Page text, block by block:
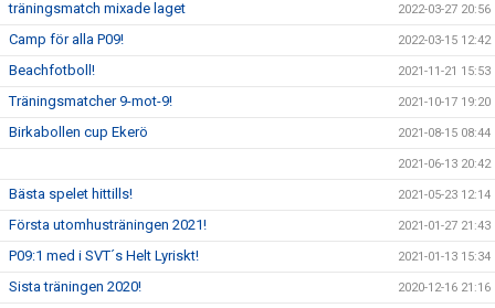
träningsmatch mixade laget 2022-03-27 20:56
Camp för alla P09! 2022-03-15 12:42
Beachfotboll! 2021-11-21 15:53
Träningsmatcher 9-mot-9! 2021-10-17 19:20
Birkabollen cup Ekerö 2021-08-15 08:44
2021-06-13 20:42
Bästa spelet hittills! 2021-05-23 12:14
Första utomhusträningen 2021! 2021-01-27 21:43
P09:1 med i SVT´s Helt Lyriskt! 2021-01-13 15:34
Sista träningen 2020! 2020-12-16 21:16